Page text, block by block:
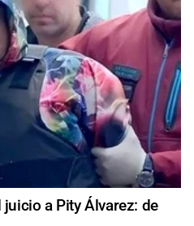
a Pity Álvarez: de